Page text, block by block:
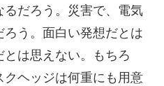
だろう。災害で、電気
う。面白い発想だとは
は思えない。もちろ
クヘッジは何重にも用意